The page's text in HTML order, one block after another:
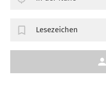
Lesezeichen